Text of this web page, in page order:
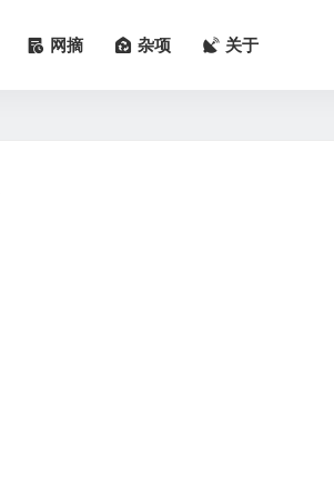
网摘 杂项 关于